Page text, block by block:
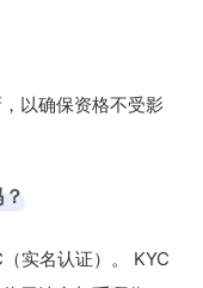
以确保资格不受影
实名认证）。 KYC